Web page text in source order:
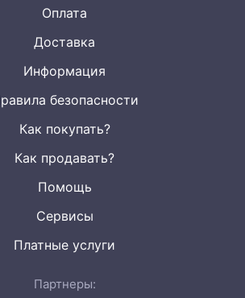
Оплата
Доставка
Информация
безопасности
Как покупать?
Как продавать?
Помощь
Сервисы
Платные услуги
Партнеры: